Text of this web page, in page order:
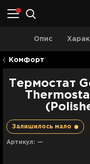
Опис
Комфорт
Термостат
Залишилось мало
Артикул: —